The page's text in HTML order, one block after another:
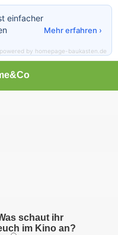
schaut ihr
im Kino an?
einfacher
Mehr erfahren ›
powered by homepage-baukasten.de